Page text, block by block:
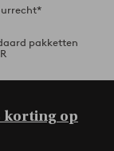
pakketten
korting op